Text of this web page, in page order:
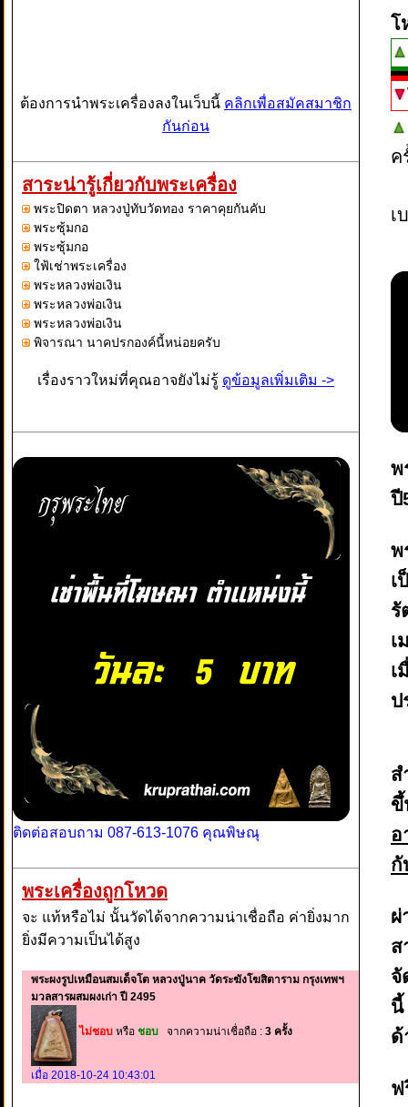
ต้องการนำพระเครื่องลงในเว็บนี้ คลิกเพื่อสมัคสมาชิก
กันก่อน
สาระน่ารู้เกี่ยวกับพระเครื่อง
พระปิดตา หลวงปู่ทับวัดทอง ราคาคุยกันคับ
พระซุ้มกอ
พระซุ้มกอ
ใฟ้เช่าพระเครื่อง
พระหลวงพ่อเงิน
พระหลวงพ่อเงิน
พระหลวงพ่อเงิน
พิจารณา นาคปรกองค์นี้หน่อยครับ
เรื่องราวใหม่ที่คุณอาจยังไม่รู้ ดูข้อมูลเพิ่มเติม ->
ติดต่อสอบถาม 087-613-1076 คุณพิษณุ
พระเครื่องถูกโหวด
จะ แท้หรือไม่ นั้นวัดได้จากความน่าเชื่อถือ ค่ายิ่งมาก
ยิ่งมีความเป็นได้สูง
พระผงรูปเหมือนสมเด็จโต หลวงปู่นาค วัดระฆังโฆสิตาราม กรุงเทพฯ
มวลสารผสมผงเก่า ปี 2495
ไม่ชอบ หรือ ชอบ จากความน่าเชื่อถือ : 3 ครั้ง
เมื่อ 2018-10-24 10:43:01
โ
เ
พ
ปี
พ
เ
รั
เ
เ
ป
ส
ขึ้
อ
กั
ผ่
ส
จั
นี้
ด้
ฟ